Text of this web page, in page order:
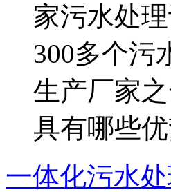
家污水处
300多个污
生产厂家
具有哪些
一体化污水